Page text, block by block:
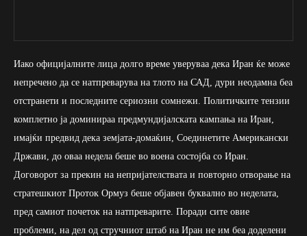
Иако официјалните лица долго време уверуваа дека Иран ќе може
непречено да се натпреварува на тлото на САД, дури неодамна беа
отстранети и последните сериозни сомнежи. Политичките тензии
комплетно ја доминираа предмундијалската кампања на Иран,
имајќи предвид дека земјата-домаќин, Соединетите Американски
Држави, до оваа недела беше во воена состојба со Иран.
Договорот за прекин на непријателствата и повторно отворање на
стратешкиот Проток Ормуз беше објавен буквално во неделата,
пред самиот почеток на натпреварите. Поради сите овие
проблеми, на дел од стручниот штаб на Иран не им беа доделени